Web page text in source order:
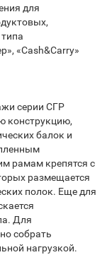
для
«Cash&Carry»
серии СГР
конструкцию,
балок и
рамам крепятся с
размещается
полок. Еще для
Для
собрать
нагрузкой.